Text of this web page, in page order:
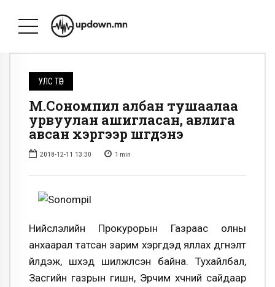
УЛС ТӨР
М.Сономпил албан тушаалаа
урвуулан ашигласан, авлига
авсан хэргээр шүүгдэнэ
2018-12-11 13:30 1 min
Нийслэлийн Прокурорын Газраас олны
анхаарал татсан зарим хэргүүдэд яллах дүгнэлт
үйлдэж, шүүхэд шилжүүлсэн байна. Тухайлбал,
Засгийн газрын гишүүн, Эрчим хүчний сайдаар